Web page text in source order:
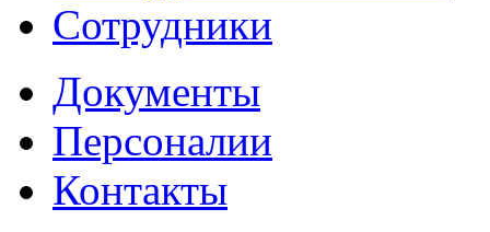
Сотрудники
Документы
Персоналии
Контакты